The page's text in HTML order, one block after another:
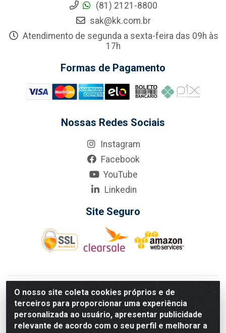
O nosso site coleta cookies próprios e de
terceiros para proporcionar uma experiência
personalizada ao usuário, apresentar publicidade
relevante de acordo com o seu perfil e melhorar a
(81) 2121-8800
sak@kk.com.br
Atendimento de segunda a sexta-feira das 09h às
17h
Formas de Pagamento
Nossas Redes Sociais
Instagram
Facebook
YouTube
Linkedin
Site Seguro
KarneKeijo Logistica Integrada LTDA - Rod. Br-101 Sul, nº3700
- Barro, Recife/PE, 50900-400 CNPJ: 24.150.377/0001-95
Estados atendidos pela KarneKeijo: PE, PB e RN.